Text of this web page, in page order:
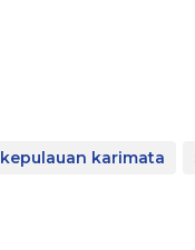
kepulauan karimata